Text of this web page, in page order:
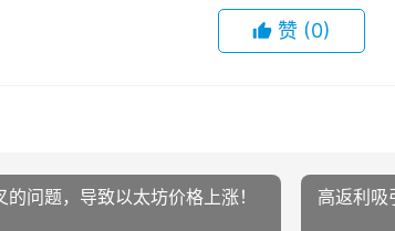
赞 (0)
问题，导致以太坊价格上涨！ 高返利吸